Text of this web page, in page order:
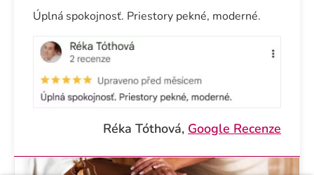
Úplná spokojnosť. Priestory pekné, moderné.
Réka Tóthová, Google Recenze